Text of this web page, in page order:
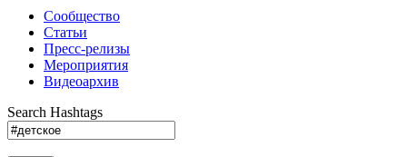
Сообщество
Статьи
Пресс-релизы
Мероприятия
Видеоархив
Search Hashtags